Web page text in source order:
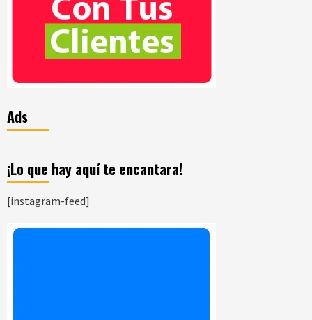
Ads
¡Lo que hay aquí te encantara!
[instagram-feed]